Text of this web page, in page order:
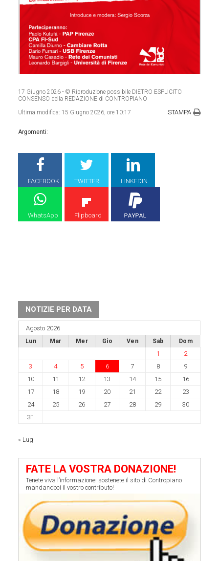
17 Giugno 2026 - © Riproduzione possibile DIETRO ESPLICITO
CONSENSO della REDAZIONE di CONTROPIANO
Ultima modifica: 15 Giugno 2026, ore 10:17 STAMPA
Argomenti:
FACEBOOK TWITTER LINKEDIN
WhatsApp Flipboard
NOTIZIE PER DATA
Agosto 2026
Lun Mar Mer Gio Ven Sab Dom
1
2
3
4 5 6 7 8
9
10
11 12 13 14 15
16
17
18 19 20 21 22
23
24
25 26 27 28 29
30
31
« Lug
FATE LA VOSTRA DONAZIONE!
Tenete viva l’informazione: sostenete il sito di Contropiano
mandandoci il vostro contributo!